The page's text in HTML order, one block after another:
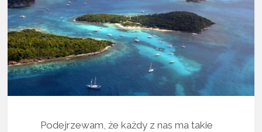
Podejrzewam, że każdy z nas ma takie